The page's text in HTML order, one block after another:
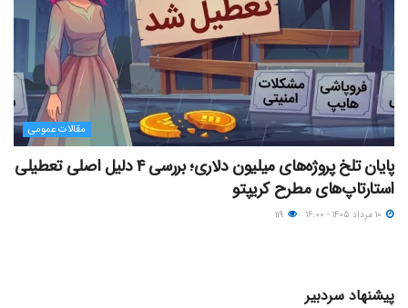
مقالات عمومی
پایان تلخ پروژه‌های میلیون دلاری؛ بررسی ۴ دلیل اصلی تعطیلی
استارتاپ‌های مطرح کریپتو
پیشنهاد سردبیر